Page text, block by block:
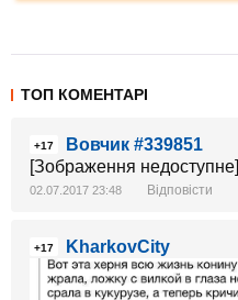
ТОП КОМЕНТАРІ
+17
Вовчик #339851
[Зображення недоступне]
02.07.2017 23:48 Відповісти
+17 KharkovCity